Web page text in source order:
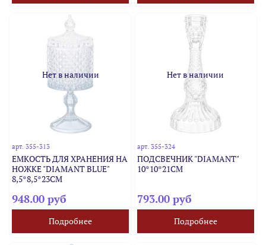
Нет в наличии
арт.355-313
ЕМКОСТЬ ДЛЯ ХРАНЕНИЯ НА
НОЖКЕ "DIAMANT BLUE"
8,5*8,5*23СМ
948.00 руб
Подробнее
Нет в наличии
арт. 355-324
ПОДСВЕЧНИК "DIAMANT"
10*10*21СМ
793.00 руб
Подробнее